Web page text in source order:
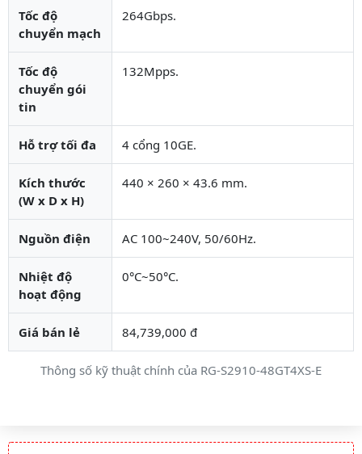
Thông số kỹ thuật chính của RG-S2910-48GT4XS-E
Tốc độ
chuyển mạch
264Gbps.
Tốc độ
chuyển gói
tin
132Mpps.
Hỗ trợ tối đa 4 cổng 10GE.
Kích thước
(W x D x H)
440 × 260 × 43.6 mm.
Nguồn điện AC 100~240V, 50/60Hz.
Nhiệt độ
hoạt động
0°C~50°C.
Giá bán lẻ 84,739,000 đ